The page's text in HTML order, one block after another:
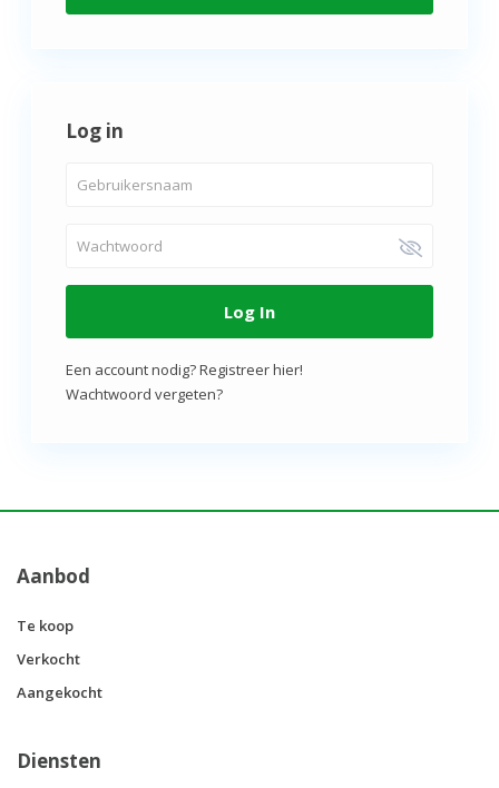
Log in
Log In
Een account nodig? Registreer hier!
Wachtwoord vergeten?
Aanbod
Te koop
Verkocht
Aangekocht
Diensten